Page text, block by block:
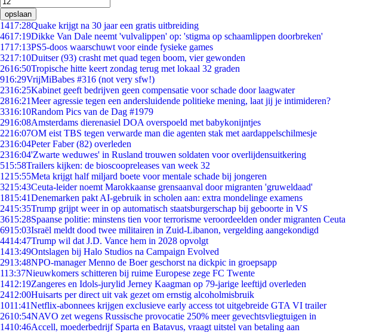
opslaan
1417:28Quake krijgt na 30 jaar een gratis uitbreiding
4617:19Dikke Van Dale neemt 'vulvalippen' op: 'stigma op schaamlippen doorbreken'
1717:13PS5-doos waarschuwt voor einde fysieke games
3217:10Duitser (93) crasht met quad tegen boom, vier gewonden
2616:50Tropische hitte keert zondag terug met lokaal 32 graden
916:29VrijMiBabes #316 (not very sfw!)
2316:25Kabinet geeft bedrijven geen compensatie voor schade door laagwater
2816:21Meer agressie tegen een andersluidende politieke mening, laat jij je intimideren?
3316:10Random Pics van de Dag #1979
2916:08Amsterdams dierenasiel DOA overspoeld met babykonijntjes
2216:07OM eist TBS tegen verwarde man die agenten stak met aardappelschilmesje
2316:04Peter Faber (82) overleden
2316:04'Zwarte weduwes' in Rusland trouwen soldaten voor overlijdensuitkering
515:58Trailers kijken: de bioscoopreleases van week 32
1215:55Meta krijgt half miljard boete voor mentale schade bij jongeren
3215:43Ceuta-leider noemt Marokkaanse grensaanval door migranten 'gruweldaad'
1815:41Denemarken pakt AI-gebruik in scholen aan: extra mondelinge examens
2415:35Trump grijpt weer in op automatisch staatsburgerschap bij geboorte in VS
3615:28Spaanse politie: minstens tien voor terrorisme veroordeelden onder migranten Ceuta
6915:03Israël meldt dood twee militairen in Zuid-Libanon, vergelding aangekondigd
4414:47Trump wil dat J.D. Vance hem in 2028 opvolgt
1413:49Ontslagen bij Halo Studios na Campaign Evolved
2913:48NPO-manager Menno de Boer geschorst na dickpic in groepsapp
113:37Nieuwkomers schitteren bij ruime Europese zege FC Twente
1412:19Zangeres en Idols-jurylid Jerney Kaagman op 79-jarige leeftijd overleden
2412:00Huisarts per direct uit vak gezet om ernstig alcoholmisbruik
1011:41Netflix-abonnees krijgen exclusieve early access tot uitgebreide GTA VI trailer
2610:54NAVO zet wegens Russische provocatie 250% meer gevechtsvliegtuigen in
1410:46Accell, moederbedrijf Sparta en Batavus, vraagt uitstel van betaling aan